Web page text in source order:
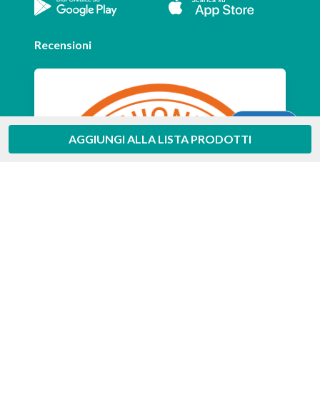
AGGIUNGI ALLA LISTA PRODOTTI
Recensioni
Aiuto